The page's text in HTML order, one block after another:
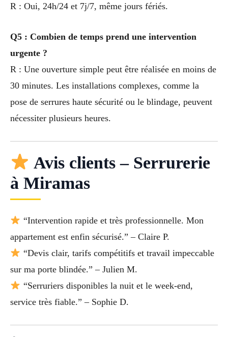
R : Oui, 24h/24 et 7j/7, même jours fériés.
Q5 : Combien de temps prend une intervention
urgente ?
R : Une ouverture simple peut être réalisée en moins de
30 minutes. Les installations complexes, comme la
pose de serrures haute sécurité ou le blindage, peuvent
nécessiter plusieurs heures.
Avis clients – Serrurerie
à Miramas
“Intervention rapide et très professionnelle. Mon
appartement est enfin sécurisé.” – Claire P.
“Devis clair, tarifs compétitifs et travail impeccable
sur ma porte blindée.” – Julien M.
“Serruriers disponibles la nuit et le week-end,
service très fiable.” – Sophie D.